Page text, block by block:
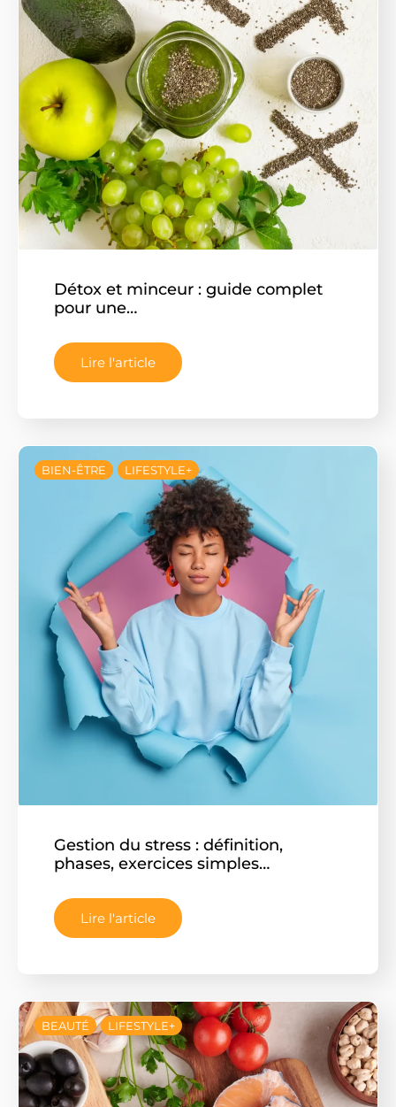
Détox et minceur : guide complet
pour une…
Lire l'article
BIEN-ÊTRE LIFESTYLE+
Gestion du stress : définition,
phases, exercices simples…
Lire l'article
BEAUTÉ LIFESTYLE+